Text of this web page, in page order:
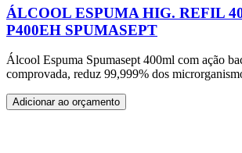
ÁLCOOL ESPUMA HIG. REFIL
P400EH SPUMASEPT
Álcool Espuma Spumasept 400ml com ação
comprovada, reduz 99,999% dos
Adicionar ao orçamento